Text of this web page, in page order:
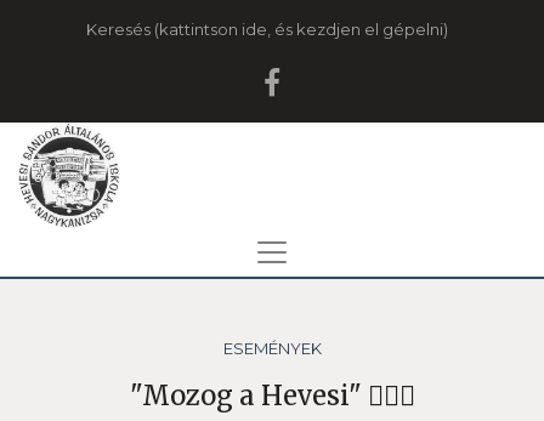
Keresés
ESEMÉNYEK
"Mozog a Hevesi" 🏃🏻‍♂️